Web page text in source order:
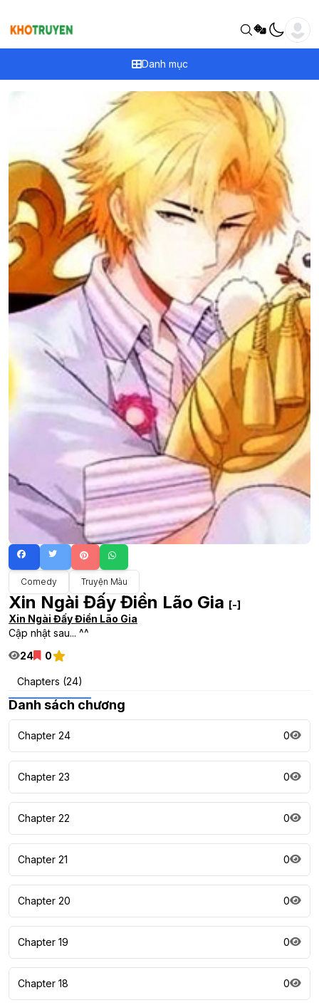
Danh mục
Comedy Truyện Màu
Xin Ngài Đấy Điền Lão Gia [-]
Xin Ngài Đấy Điền Lão Gia
Cập nhật sau... ^^
24
0
Chapters (24)
Danh sách chương
Chapter 24 0
Chapter 23 0
Chapter 22 0
Chapter 21 0
Chapter 20 0
Chapter 19 0
Chapter 18 0